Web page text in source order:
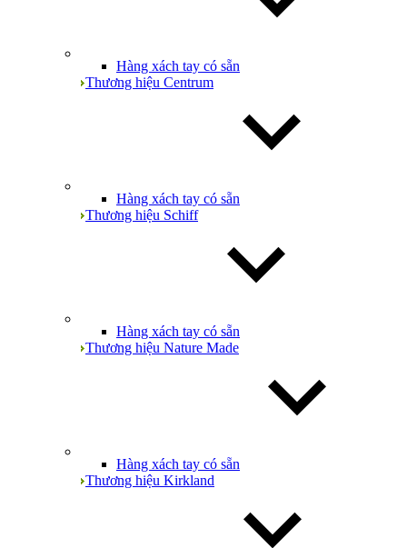
Hàng xách tay có sẵn
Thương hiệu Centrum
Hàng xách tay có sẵn
Thương hiệu Schiff
Hàng xách tay có sẵn
Thương hiệu Nature Made
Hàng xách tay có sẵn
Thương hiệu Kirkland